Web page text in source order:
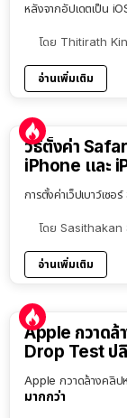
หลังจากอัปเดตเป็น
โดย Thitirath
อ่านเพิ่มเติม
วิธีตั้งค่า
iPhone และ
การตั้งค่าเว็ปเบาว์เ
โดย Sasithakan
อ่านเพิ่มเติม
Apple กวาดล้
Drop Test ปลิ
Apple กวาดล้างคลิ
มากกว่า